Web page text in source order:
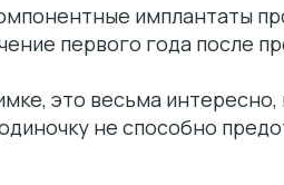
имплантаты
первого года после
это весьма интересно,
не способно